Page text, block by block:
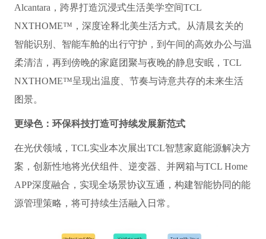
Alcantara，跨界打造沉浸式生活美学空间TCL
NXTHOME™，深度诠释北美生活方式。从清晨玄关的
智能识别、智能车舱的出行守护，到午间的高效办公与温
柔清洁，再到傍晚的家庭团聚与夜晚的静息安眠，TCL
NXTHOME™呈现出温度、节奏与诗意共存的未来生活
图景。
更绿色：环保科技打造可持续发展新范式
在光伏领域，TCL实业本次展出TCL智慧家庭能源解决方
案，创新性地将光伏组件、逆变器、并网箱与TCL Home
APP深度融合，实现全场景协议互通，构建智能协同的能
源管理策略，将可持续生活融入日常。